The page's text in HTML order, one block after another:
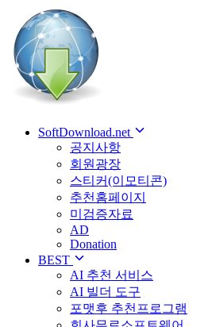
SoftDownload.net
공지사항
회원광장
스티커(이모티콘)
추천홈페이지
미검증자료
AD
Donation
BEST
AI 추천 서비스
AI 빌더 도구
포맷후 추천프로그램